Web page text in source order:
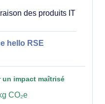
des produits IT
hello RSE
un impact maîtrisé
CO₂e